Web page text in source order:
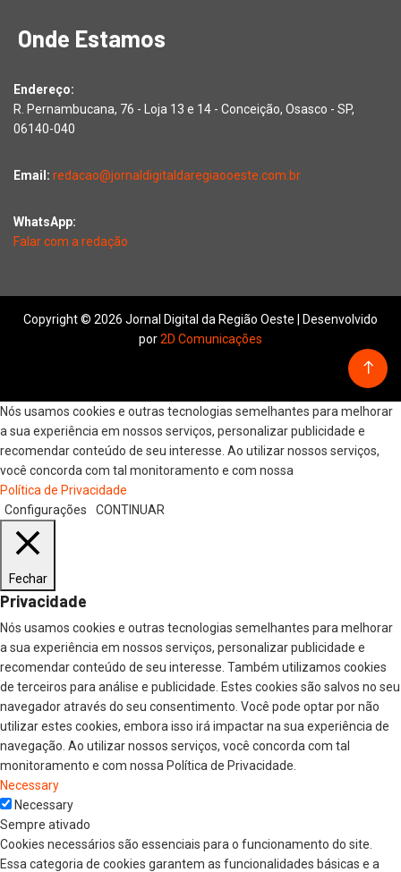
Onde Estamos
Endereço:
R. Pernambucana, 76 - Loja 13 e 14 - Conceição, Osasco - SP,
06140-040
Email: redacao@jornaldigitaldaregiaooeste.com.br
WhatsApp:
Falar com a redação
Copyright © 2026 Jornal Digital da Região Oeste | Desenvolvido
por2D Comunicações
Nós usamos cookies e outras tecnologias semelhantes para melhorar
a sua experiência em nossos serviços, personalizar publicidade e
recomendar conteúdo de seu interesse. Ao utilizar nossos serviços,
você concorda com tal monitoramento e com nossa
Política de Privacidade
Configurações
CONTINUAR
Fechar
Privacidade
Nós usamos cookies e outras tecnologias semelhantes para melhorar
a sua experiência em nossos serviços, personalizar publicidade e
recomendar conteúdo de seu interesse. Também utilizamos cookies
de terceiros para análise e publicidade. Estes cookies são salvos no seu
navegador através do seu consentimento. Você pode optar por não
utilizar estes cookies, embora isso irá impactar na sua experiência de
navegação. Ao utilizar nossos serviços, você concorda com tal
monitoramento e com nossa Política de Privacidade.
Necessary
Necessary
Sempre ativado
Cookies necessários são essenciais para o funcionamento do site.
Essa categoria de cookies garantem as funcionalidades básicas e a